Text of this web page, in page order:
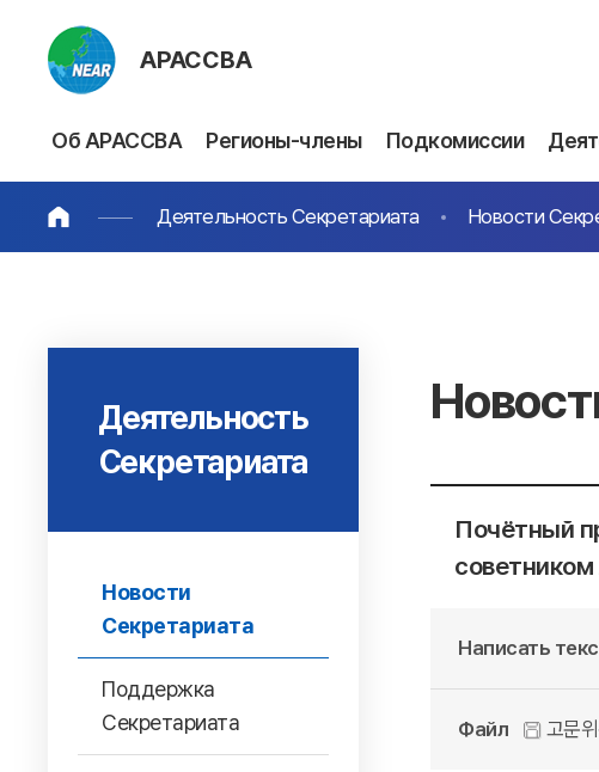
АРАССВА
Об АРАССВА Регионы-члены Подкомиссии
Деятельность Секретариата Новости
Деятельность
Секретариата
Новости
Секретариата
Поддержка
Секретариата
Почётный
Написать
Файл 고문